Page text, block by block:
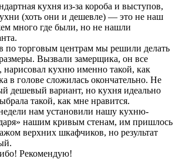
кухня из-за короба и выступов,
(хоть они и дешевле) — это не наш
много где были, но не нашли
по торговым центрам мы решили делать
Вызвали замерщика, он все
нарисовал кухню именно такой, как
в голове сложилась окончательно. Не
дешевый вариант, но кухня идеально
такой, как мне нравится.
нам установили нашу кухню-
нашим кривым стенам, им пришлось
верхних шкафчиков, но результат
Рекомендую!